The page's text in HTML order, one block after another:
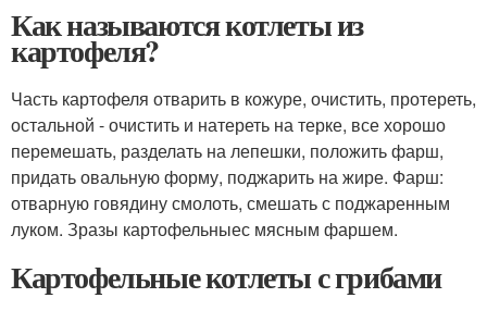
Как называются котлеты из
картофеля?
Часть картофеля отварить в кожуре, очистить, протереть,
остальной - очистить и натереть на терке, все хорошо
перемешать, разделать на лепешки, положить фарш,
придать овальную форму, поджарить на жире. Фарш:
отварную говядину смолоть, смешать с поджаренным
луком. Зразы картофельныес мясным фаршем.
Картофельные котлеты с грибами